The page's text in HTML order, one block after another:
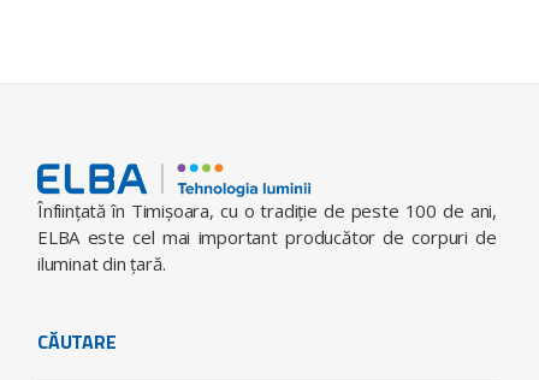
Înfiinţată în Timişoara, cu o tradiţie de peste 100 de ani,
ELBA este cel mai important producător de corpuri de
iluminat din ţară.
CĂUTARE